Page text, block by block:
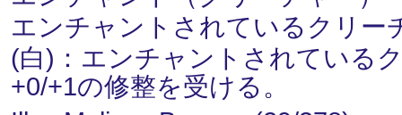
エンチャントされているクリー
(白)：エンチャントされている
+0/+1の修整を受ける。